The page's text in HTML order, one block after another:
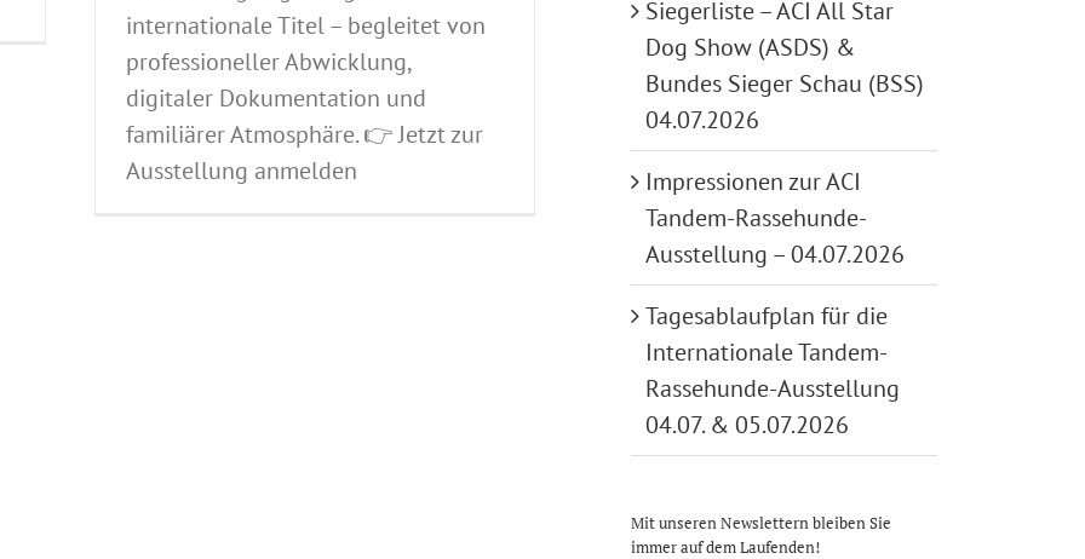
internationale Titel – begleitet von
professioneller Abwicklung,
digitaler Dokumentation und
familiärer Atmosphäre. 👉 Jetzt zur
Ausstellung anmelden
Siegerliste – ACI All Star
Dog Show (ASDS) &
Bundes Sieger Schau (BSS)
04.07.2026
Impressionen zur ACI
Tandem-Rassehunde-
Ausstellung – 04.07.2026
Tagesablaufplan für die
Internationale Tandem-
Rassehunde-Ausstellung
04.07. & 05.07.2026
Mit unseren Newslettern bleiben Sie
immer auf dem Laufenden!